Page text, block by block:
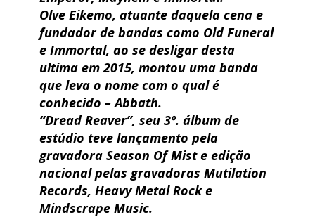
Olve Eikemo, atuante daquela cena e
fundador de bandas como Old Funeral
e Immortal, ao se desligar desta
ultima em 2015, montou uma banda
que leva o nome com o qual é
conhecido – Abbath.
“Dread Reaver”, seu 3º. álbum de
estúdio teve lançamento pela
gravadora Season Of Mist e edição
nacional pelas gravadoras Mutilation
Records, Heavy Metal Rock e
Mindscrape Music.